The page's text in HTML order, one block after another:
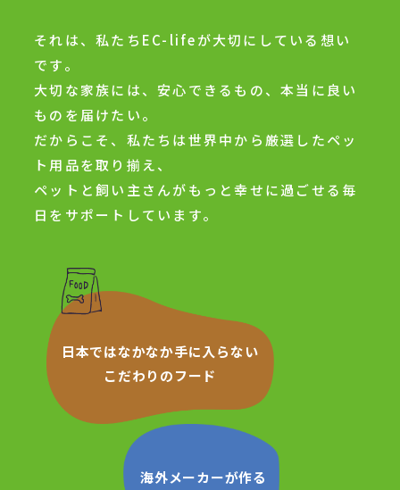
それは、私たちEC-lifeが大切にしている想い
です。
大切な家族には、安心できるもの、本当に良い
ものを届けたい。
だからこそ、私たちは世界中から厳選したペッ
ト用品を取り揃え、
ペットと飼い主さんがもっと幸せに過ごせる毎
日をサポートしています。
日本ではなかなか手に入らない
こだわりのフード
海外メーカーが作る